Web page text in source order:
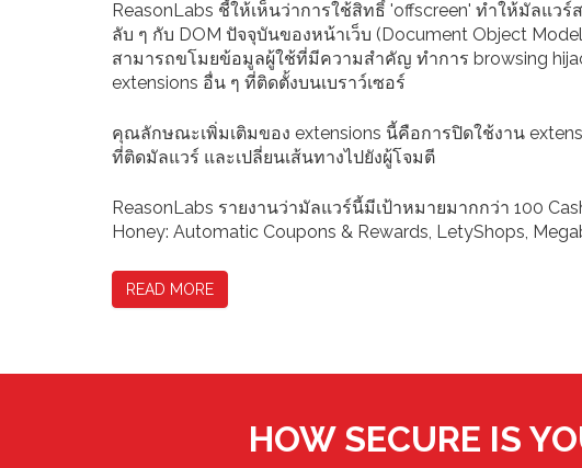
ReasonLabs ชี้ให้เห็นว่าการใช้สิทธิ์ 'offscreen' ทำให้มัลแว
ลับ ๆ กับ DOM ปัจจุบันของหน้าเว็บ (Document Object
สามารถขโมยข้อมูลผู้ใช้ที่มีความสำคัญ ทำการ browsing
extensions อื่น ๆ ที่ติดตั้งบนเบราว์เซอร์
คุณลักษณะเพิ่มเติมของ extensions นี้คือการปิดใช้งาน
ที่ติดมัลแวร์ และเปลี่ยนเส้นทางไปยังผู้โจมตี
ReasonLabs รายงานว่ามัลแวร์นี้มีเป้าหมายมากกว่า 100
Honey: Automatic Coupons & Rewards, LetyShops,
READ MORE
HOW SECURE IS